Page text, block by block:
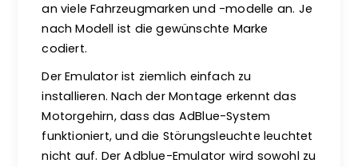
an viele Fahrzeugmarken und -modelle an. Je
nach Modell ist die gewünschte Marke
codiert.
Der Emulator ist ziemlich einfach zu
installieren. Nach der Montage erkennt das
Motorgehirn, dass das AdBlue-System
funktioniert, und die Störungsleuchte leuchtet
nicht auf. Der Adblue-Emulator wird sowohl zu